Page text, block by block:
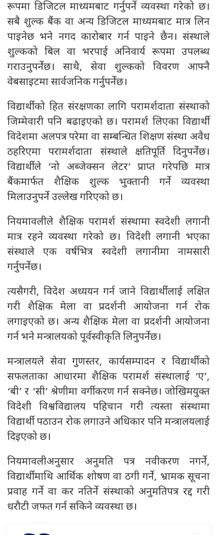
रूपमा डिजिटल माध्यमबाट गर्नुपर्ने व्यवस्था गरेको छ।
सबै शुल्क बैंक वा अन्य डिजिटल माध्यमबाट मात्र लिन
पाइनेछ भने नगद कारोबार गर्न पाइने छैन। संस्थाले
शुल्कको बिल वा भरपाई अनिवार्य रूपमा उपलब्ध
गराउनुपर्नेछ। साथै, सेवा शुल्कको विवरण आफ्नै
वेबसाइटमा सार्वजनिक गर्नुपर्नेछ।
विद्यार्थीको हित संरक्षणका लागि परामर्शदाता संस्थाको
जिम्मेवारी पनि बढाइएको छ। परामर्श लिएका विद्यार्थी
विदेशमा अलपत्र परेमा वा सम्बन्धित शिक्षण संस्था अवैध
ठहरिएमा परामर्शदाता संस्थाले क्षतिपूर्ति दिनुपर्नेछ।
विद्यार्थीले ‘नो अब्जेक्सन लेटर’ प्राप्त गरेपछि मात्र
बैंकमार्फत शैक्षिक शुल्क भुक्तानी गर्ने व्यवस्था
मिलाउनुपर्ने उल्लेख गरिएको छ।
नियमावलीले शैक्षिक परामर्श संस्थामा स्वदेशी लगानी
मात्र रहने व्यवस्था गरेको छ। विदेशी लगानी भएका
संस्थाले एक वर्षभित्र स्वदेशी लगानीमा नामसारी
गर्नुपर्नेछ।
त्यसैगरी, विदेश अध्ययन गर्न जाने विद्यार्थीलाई लक्षित
गरी शैक्षिक मेला वा प्रदर्शनी आयोजना गर्न रोक
लगाइएको छ। अन्य शैक्षिक मेला वा प्रदर्शनी आयोजना
गर्न भने मन्त्रालयको पूर्वस्वीकृति लिनुपर्नेछ।
मन्त्रालयले सेवा गुणस्तर, कार्यसम्पादन र विद्यार्थीको
सफलताका आधारमा शैक्षिक परामर्श संस्थालाई ‘ए’,
‘बी’ र ‘सी’ श्रेणीमा वर्गीकरण गर्न सक्नेछ। जोखिमयुक्त
विदेशी विश्वविद्यालय पहिचान गरी त्यस्ता संस्थामा
विद्यार्थी पठाउन रोक लगाउने अधिकार पनि मन्त्रालयलाई
दिइएको छ।
नियमावलीअनुसार अनुमति पत्र नवीकरण नगर्ने,
विद्यार्थीमाथि आर्थिक शोषण वा ठगी गर्ने, भ्रामक सूचना
प्रवाह गर्ने वा कर नतिर्ने संस्थाको अनुमतिपत्र रद्द गरी
धरौटी जफत गर्न सकिने व्यवस्था छ।